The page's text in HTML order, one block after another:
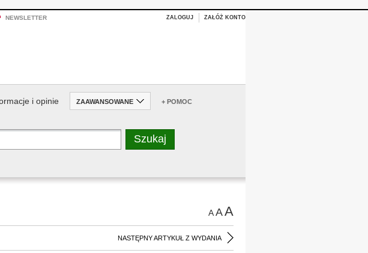
NEWSLETTER ZALOGUJ ZAŁÓŻ KONTO
i opinie ZAAWANSOWANE + POMOC
AAA
NASTĘPNY ARTYKUŁ Z WYDANIA